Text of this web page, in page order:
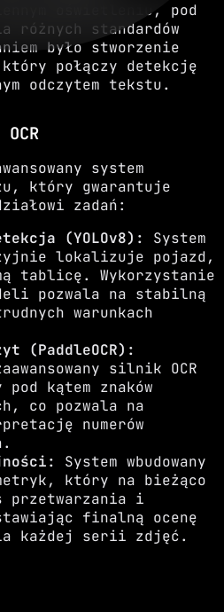
oświetleniu, pod
różnych standardów
było stworzenie
połączy detekcję
odczytem tekstu.
system
który gwarantuje
zadań:
(YOLOv8):
System
lokalizuje pojazd,
tablicę. Wykorzystanie
pozwala na stabilną
warunkach
(PaddleOCR):
silnik OCR
pod kątem znaków
co pozwala na
numerów
System wbudowany
który na bieżąco
przetwarzania i
finalną ocenę
każdej serii zdjęć.